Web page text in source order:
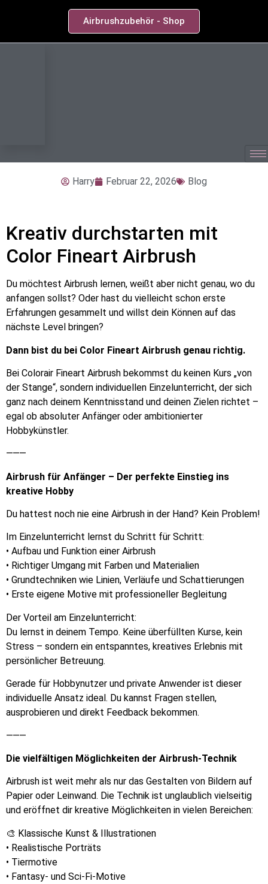
Airbrushzubehör - Shop
Harry Februar 22, 2026 Blog
Kreativ durchstarten mit
Color Fineart Airbrush
Du möchtest Airbrush lernen, weißt aber nicht genau, wo du
anfangen sollst? Oder hast du vielleicht schon erste
Erfahrungen gesammelt und willst dein Können auf das
nächste Level bringen?
Dann bist du bei Color Fineart Airbrush genau richtig.
Bei Colorair Fineart Airbrush bekommst du keinen Kurs „von
der Stange“, sondern individuellen Einzelunterricht, der sich
ganz nach deinem Kenntnisstand und deinen Zielen richtet –
egal ob absoluter Anfänger oder ambitionierter
Hobbykünstler.
⸻
Airbrush für Anfänger – Der perfekte Einstieg ins
kreative Hobby
Du hattest noch nie eine Airbrush in der Hand? Kein Problem!
Im Einzelunterricht lernst du Schritt für Schritt:
• Aufbau und Funktion einer Airbrush
• Richtiger Umgang mit Farben und Materialien
• Grundtechniken wie Linien, Verläufe und Schattierungen
• Erste eigene Motive mit professioneller Begleitung
Der Vorteil am Einzelunterricht:
Du lernst in deinem Tempo. Keine überfüllten Kurse, kein
Stress – sondern ein entspanntes, kreatives Erlebnis mit
persönlicher Betreuung.
Gerade für Hobbynutzer und private Anwender ist dieser
individuelle Ansatz ideal. Du kannst Fragen stellen,
ausprobieren und direkt Feedback bekommen.
⸻
Die vielfältigen Möglichkeiten der Airbrush-Technik
Airbrush ist weit mehr als nur das Gestalten von Bildern auf
Papier oder Leinwand. Die Technik ist unglaublich vielseitig
und eröffnet dir kreative Möglichkeiten in vielen Bereichen:
🎨 Klassische Kunst & Illustrationen
• Realistische Porträts
• Tiermotive
• Fantasy- und Sci-Fi-Motive